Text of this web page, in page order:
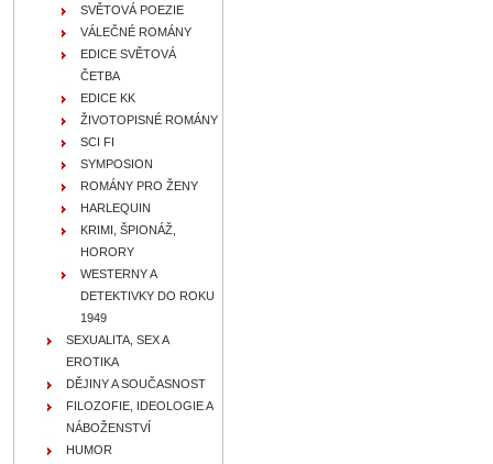
SVĚTOVÁ POEZIE
VÁLEČNÉ ROMÁNY
EDICE SVĚTOVÁ
ČETBA
EDICE KK
ŽIVOTOPISNÉ ROMÁNY
SCI FI
SYMPOSION
ROMÁNY PRO ŽENY
HARLEQUIN
KRIMI, ŠPIONÁŽ,
HORORY
WESTERNY A
DETEKTIVKY DO ROKU
1949
SEXUALITA, SEX A
EROTIKA
DĚJINY A SOUČASNOST
FILOZOFIE, IDEOLOGIE A
NÁBOŽENSTVÍ
HUMOR